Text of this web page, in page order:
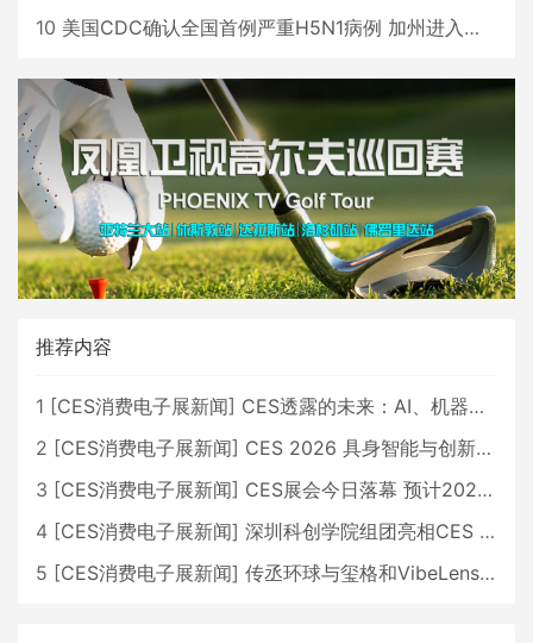
10 美国CDC确认全国首例严重H5N1病例 加州进入紧急状态
推荐内容
1 [CES消费电子展新闻] CES透露的未来：AI、机器人与智能生活大爆发
2 [CES消费电子展新闻] CES 2026 具身智能与创新领域 中国公司大放异彩
3 [CES消费电子展新闻] CES展会今日落幕 预计2026行业收入将超五千亿美元
4 [CES消费电子展新闻] 深圳科创学院组团亮相CES 广受好评
5 [CES消费电子展新闻] 传丞环球与玺格和VibeLens共同推出全新耳机